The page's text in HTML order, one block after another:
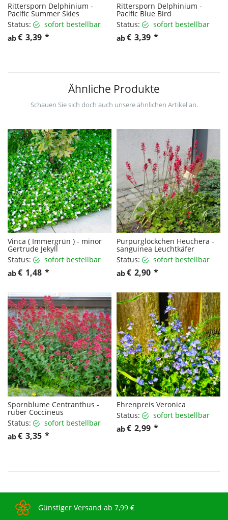
Rittersporn Delphinium -
Pacific Summer Skies
Status:
sofort bestellbar
ab€ 3,39 *
Rittersporn Delphinium -
Pacific Blue Bird
Status:
sofort bestellbar
ab€ 3,39 *
Ähnliche Produkte
Schauen Sie sich doch auch unsere ähnlichen Artikel an.
Vinca ( Immergrün ) - minor
Gertrude Jekyll
Status:
sofort bestellbar
ab€ 1,48 *
Purpurglöckchen Heuchera -
sanguinea Leuchtkäfer
Status:
sofort bestellbar
ab€ 2,90 *
Spornblume Centranthus -
ruber Coccineus
Status:
sofort bestellbar
ab€ 3,35 *
Ehrenpreis Veronica
Status:
sofort bestellbar
ab€ 2,99 *
Günstiger Versand ab 7,99 €